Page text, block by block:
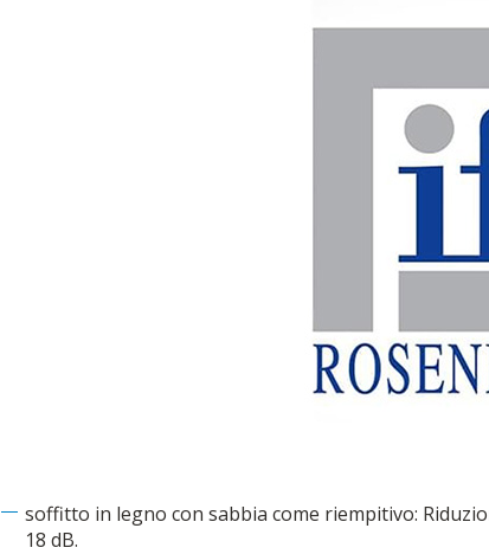
soffitto in legno con sabbia come riempitivo:
18 dB.